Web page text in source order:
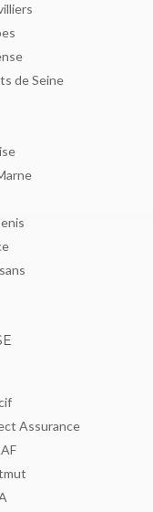
de Seine
Assurance